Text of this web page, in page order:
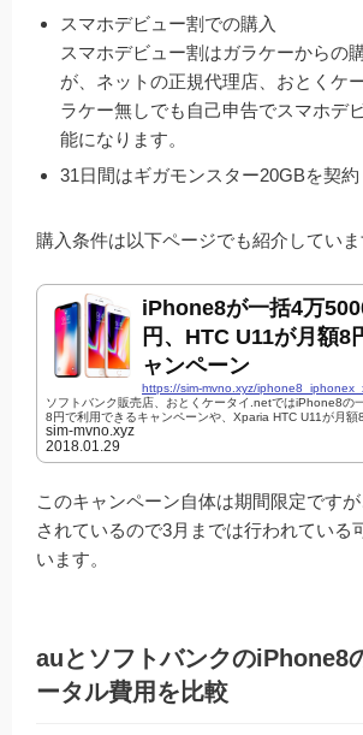
スマホデビュー割での購入
スマホデビュー割はガラケーからの
が、ネットの正規代理店、おとくケ
ラケー無しでも自己申告でスマホデ
能になります。
31日間はギガモンスター20GBを契約
購入条件は以下ページでも紹介していま
iPhone8が一括4万
円、HTC U11が月額8
ャンペーン
https://sim-mvno.xyz/
ソフトバンク販売店、おとくケータイ.netではiPhone8の
8円で利用できるキャンペーンや、Xparia HTC U11が月額
を開始しました。ソフトバンクのスマホデビュー割は6月
まうため、月額を安くできる最後のチャンスとなります。
で購入して自宅に端末が届き、開通手続きまで済ませる必
マホデビュー割が適用されるので月額がかなり安くなりま
sim-mvno.xyz
2018.01.29
このキャンペーン自体は期間限定です
されているので3月までは行われている
います。
auとソフトバンクのiPhone8
ータル費用を比較